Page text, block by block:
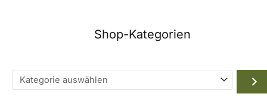
Shop-Kategorien
Kategorie
auswählen